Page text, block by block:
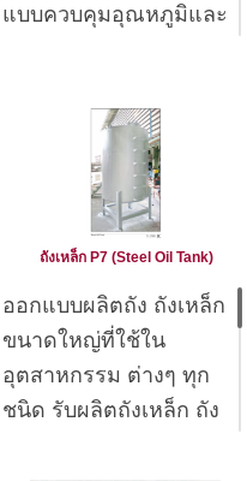
แบบควบคุมอุณหภูมิและ
ถังผสมเครื่องดื่ม, ถังผสม
สี, ถังผสมกาว และถัง
Storage tank (ถังเก็บสาร
เคมี , ถังน้ำมัน , วัสดุทำ
ด้วยเหล็กและแสตนเลส)
Pressure vessel tank ( ถัง
แรงดัน ASME Code
Hot water generator tank
ถังเหล็ก P7 (Steel Oil Tank)
ออกแบบผลิตถัง ถังเหล็ก
ขนาดใหญ่ที่ใช้ใน
อุตสาหกรรม ต่างๆ ทุก
ชนิด รับผลิตถังเหล็ก ถัง